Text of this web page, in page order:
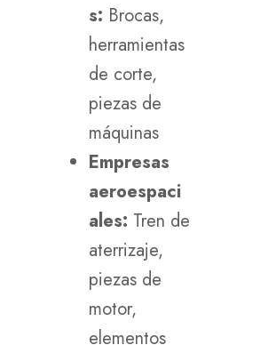
s: Brocas,
herramientas
de corte,
piezas de
máquinas
Empresas
aeroespaci
ales: Tren de
aterrizaje,
piezas de
motor,
elementos